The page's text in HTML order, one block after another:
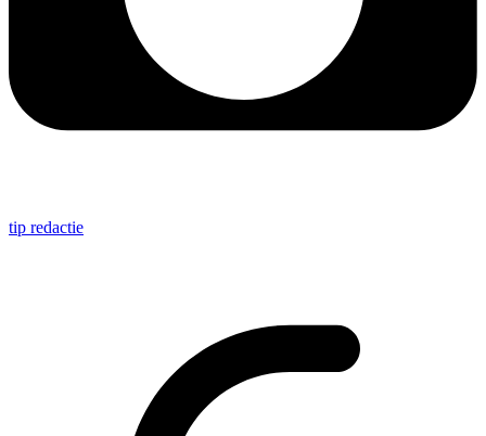
tip redactie